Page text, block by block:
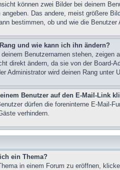
können zwei Bilder bei deinem
Das andere, meist größere
bestimmen, ob und wie die
und wie kann ich ihn ändern?
deinem Benutzernamen stehen,
direkt ändern, da sie von der Board-
Administrator wird deinen Rang unter
Benutzer auf den E-Mail-Link
dürfen die foreninterne E-Mail-
verhindern.
ein Thema?
in einem Forum zu eröffnen,